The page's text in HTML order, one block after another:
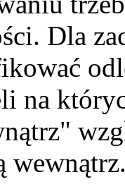
Dla
na
wewnątrz.